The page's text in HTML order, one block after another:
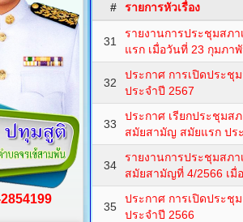
# รายการหัวเรื่อง
31
รายงานการประชุมสภ
แรก เมื่อวันที่ 23 กุมภา
32
ประกาศ การเปิดประชุ
ประจำปี 2567
33
ประกาศ เรียกประชุมส
สมัยสามัญ สมัยแรก ปร
34
รายงานการประชุมสภ
สมัยสามัญที่ 4/2566 เมื่
35
ประกาศ การเปิดประ
ประจำปี 2566